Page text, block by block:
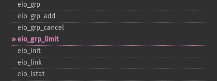
eio_​grp
eio_​grp_​add
eio_​grp_​cancel
eio_​grp_​limit
eio_​init
eio_​link
eio_​lstat